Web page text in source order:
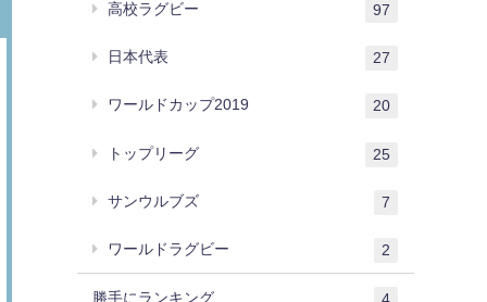
高校ラグビー 97
日本代表 27
ワールドカップ2019 20
トップリーグ 25
サンウルブズ 7
ワールドラグビー 2
勝手にランキング 4